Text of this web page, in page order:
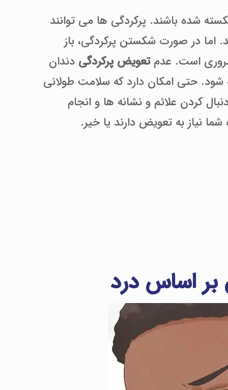
شده باشند. پرکردگی ‌ها می توانند
ها تا 15 سال محافظت کنند. اما در صورت شکستن پرکردگی، باز
است. عدم تعویض پرکردگی دندان
شود. حتی امکان دارد که سلامت طولانی
کردن علائم و نشانه ها و انجام
نیاز به تعویض دارند یا خیر.
اساس درد